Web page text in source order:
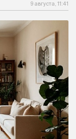
9 августа, 11:41